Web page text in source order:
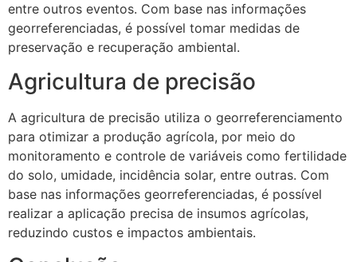
entre outros eventos. Com base nas informações
georreferenciadas, é possível tomar medidas de
preservação e recuperação ambiental.
Agricultura de precisão
A agricultura de precisão utiliza o georreferenciamento
para otimizar a produção agrícola, por meio do
monitoramento e controle de variáveis como fertilidade
do solo, umidade, incidência solar, entre outras. Com
base nas informações georreferenciadas, é possível
realizar a aplicação precisa de insumos agrícolas,
reduzindo custos e impactos ambientais.